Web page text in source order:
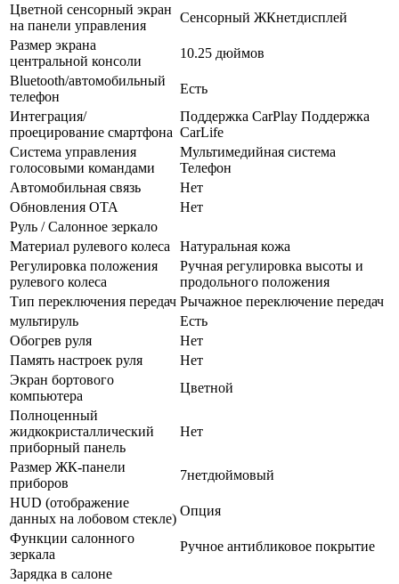
Цветной сенсорный экран
на панели управления
Сенсорный ЖКнетдисплей
Размер экрана
центральной консоли
10.25 дюймов
Bluetooth/автомобильный
телефон
Есть
Интеграция/
проецирование смартфона
Поддержка CarPlay Поддержка
CarLife
Система управления
голосовыми командами
Мультимедийная система
Телефон
Автомобильная связь
Нет
Обновления OTA
Нет
Руль / Салонное зеркало
Материал рулевого колеса
Натуральная кожа
Регулировка положения
рулевого колеса
Ручная регулировка высоты и
продольного положения
Тип переключения передач Рычажное переключение передач
мультируль
Есть
Обогрев руля
Нет
Память настроек руля
Нет
Экран бортового
компьютера
Цветной
Полноценный
жидкокристаллический
приборный панель
Нет
Размер ЖК-панели
приборов
7нетдюймовый
HUD (отображение
данных на лобовом стекле)
Опция
Функции салонного
зеркала
Ручное антибликовое покрытие
Зарядка в салоне